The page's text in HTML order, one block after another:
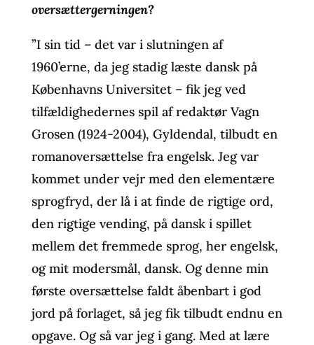
oversættergerningen?
”I sin tid – det var i slutningen af
1960’erne, da jeg stadig læste dansk på
Københavns Universitet – fik jeg ved
tilfældighedernes spil af redaktør Vagn
Grosen (1924-2004), Gyldendal, tilbudt en
romanoversættelse fra engelsk. Jeg var
kommet under vejr med den elementære
sprogfryd, der lå i at finde de rigtige ord,
den rigtige vending, på dansk i spillet
mellem det fremmede sprog, her engelsk,
og mit modersmål, dansk. Og denne min
første oversættelse faldt åbenbart i god
jord på forlaget, så jeg fik tilbudt endnu en
opgave. Og så var jeg i gang. Med at lære